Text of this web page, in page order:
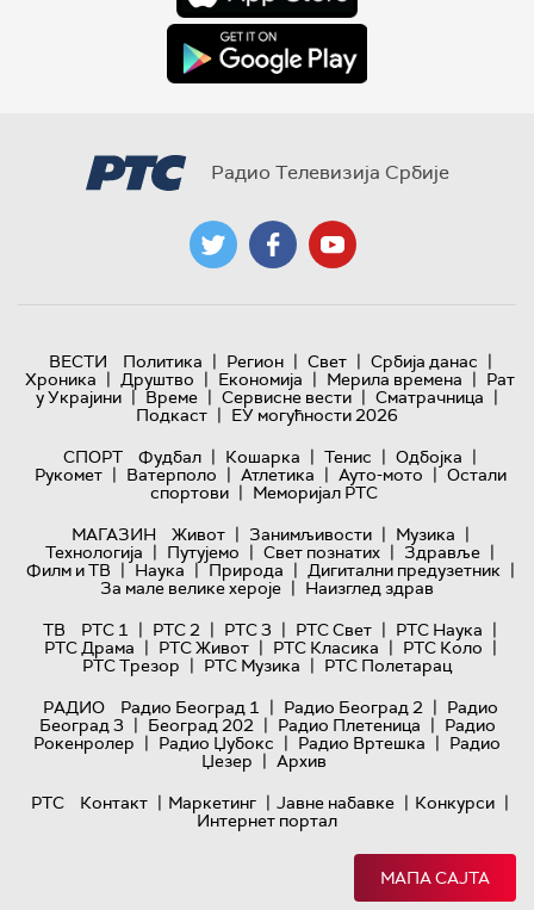
Радио Телевизија Србије
ВЕСТИ Политика | Регион | Свет | Србија данас |
Хроника | Друштво | Економија | Мерила времена | Рат
у Украјини | Време | Сервисне вести | Сматрачница |
Подкаст | ЕУ могућности 2026
СПОРТ
Фудбал | Кошарка | Тенис | Одбојка |
Рукомет | Ватерполо | Атлетика | Ауто-мото | Остали
спортови | Меморијал РТС
МАГАЗИН
Живот | Занимљивости | Музика |
Технологијa | Путујемо | Свет познатих | Здравље |
Филм и ТВ | Наука | Природа | Дигитални предузетник |
За мале велике хероје | Наизглед здрав
ТВ
РТС 1 | РТС 2 | РТС 3 | РТС Свет | РТС Наука |
РТС Драма | РТС Живот | РТС Класика | РТС Коло |
РТС Трезор | РТС Музика | РТС Полетарац
РАДИО
Радио Београд 1 | Радио Београд 2 | Радио
Београд 3 | Београд 202 | Радио Плетеница | Радио
Рокенролер | Радио Џубокс | Радио Вртешка | Радио
Џезер | Архив
РТС
Контакт | Маркетинг | Јавне набавке | Конкурси |
Интернет портал
МАПА САЈТА